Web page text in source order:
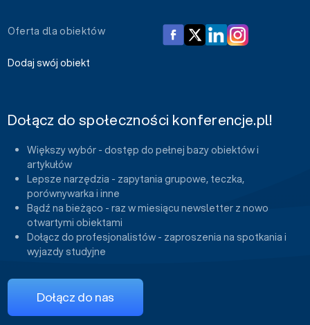
Oferta dla obiektów
Dodaj swój obiekt
Dołącz do społeczności konferencje.pl!
Większy wybór - dostęp do pełnej bazy obiektów i
artykułów
Lepsze narzędzia - zapytania grupowe, teczka,
porównywarka i inne
Bądź na bieżąco - raz w miesiącu newsletter z nowo
otwartymi obiektami
Dołącz do profesjonalistów - zaproszenia na spotkania i
wyjazdy studyjne
Dołącz do nas